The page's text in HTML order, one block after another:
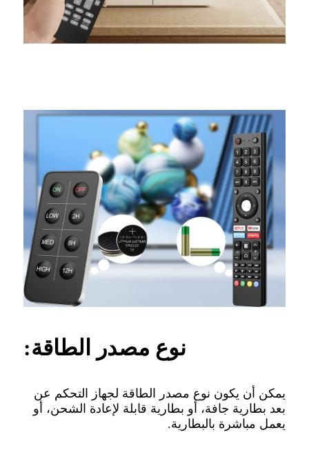
نوع مصدر الطاقة:
يمكن أن يكون نوع مصدر الطاقة لجهاز التحكم عن
بعد بطارية جافة، أو بطارية قابلة لإعادة الشحن، أو
يعمل مباشرة بالبطارية.